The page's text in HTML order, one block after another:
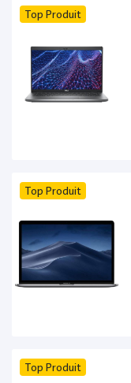
Top Produit
Top Produit
Top Produit